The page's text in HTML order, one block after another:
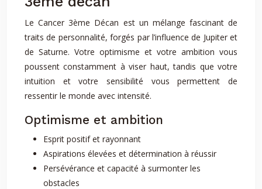
Le Cancer 3ème Décan est un mélange fascinant de
traits de personnalité, forgés par l’influence de Jupiter et
de Saturne. Votre optimisme et votre ambition vous
poussent constamment à viser haut, tandis que votre
intuition et votre sensibilité vous permettent de
ressentir le monde avec intensité.
Optimisme et ambition
Esprit positif et rayonnant
Aspirations élevées et détermination à réussir
Persévérance et capacité à surmonter les
obstacles